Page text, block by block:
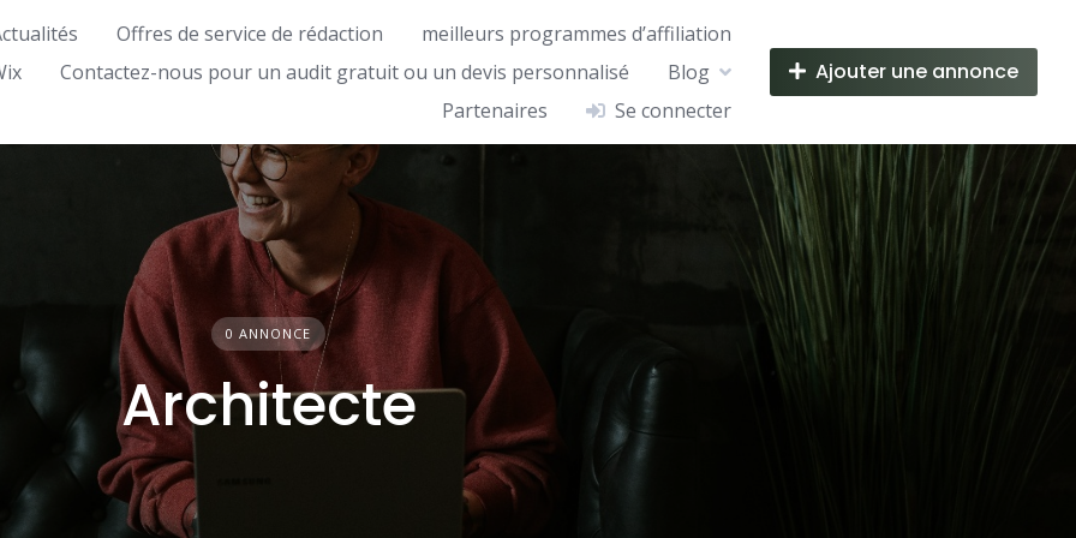
Offres de service de rédaction
meilleurs programmes d’affiliation
Contactez-nous pour un audit gratuit ou un devis personnalisé
Blog
Partenaires
Se connecter
Ajouter une annonce
0 ANNONCE
Architecte